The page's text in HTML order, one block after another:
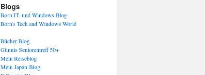
Blogs
Born IT- und Windows Blog
Born's Tech and Windows World
Bücher-Blog
Günnis Seniorentreff 50+
Mein Reiseblog
Mein Japan-Blog